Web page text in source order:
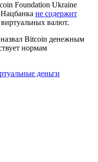
Foundation Ukraine
Нацбанка не содержит
валют.
Bitcoin денежным
нормам
деньги